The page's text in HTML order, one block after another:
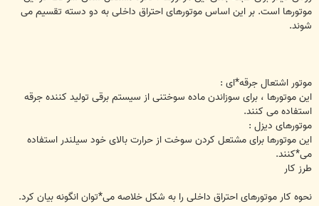
موتورها است. بر این اساس موتورهای احتراق داخلی به دو دسته تقسیم می
شوند.
موتور اشتعال جرقه*ای :
این موتورها ، برای سوزاندن ماده سوختنی از سیستم برقی تولید کننده جرقه
استفاده می کنند.
موتورهای دیزل :
این موتورها برای مشتعل کردن سوخت از حرارت بالای خود سیلندر استفاده
می*کنند.
طرز کار
نحوه کار موتورهای احتراق داخلی را به شکل خلاصه می*توان انگونه بیان کرد.